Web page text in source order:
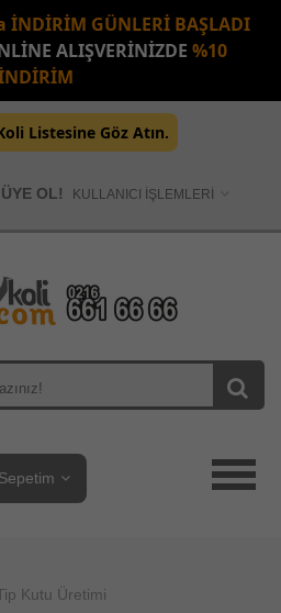
İNDİRİM GÜNLERİ BAŞLADI
ALIŞVERİNİZDE %10
Listesine Göz Atın.
KULLANICI İŞLEMLERİ
ÜYE OL!
Sepetim
Kutu Üretimi